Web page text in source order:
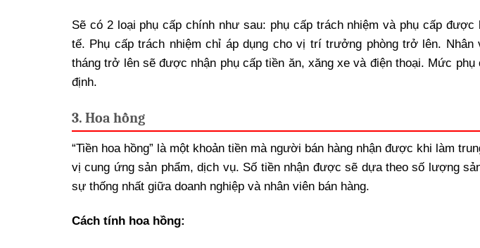
Sẽ có 2 loại phụ cấp chính như sau: phụ cấp trách nhiệm và phụ cấp
tế. Phụ cấp trách nhiệm chỉ áp dụng cho vị trí trưởng phòng trở lên.
tháng trở lên sẽ được nhận phụ cấp tiền ăn, xăng xe và điện thoại. Mức phụ
định.
3. Hoa hồng
“Tiền hoa hồng” là một khoản tiền mà người bán hàng nhận được khi làm
vị cung ứng sản phẩm, dịch vụ. Số tiền nhận được sẽ dựa theo số lượng
sự thống nhất giữa doanh nghiệp và nhân viên bán hàng.
Cách tính hoa hồng: